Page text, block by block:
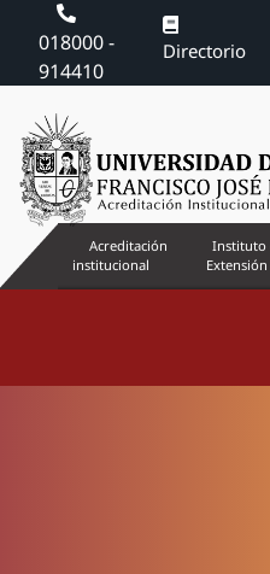
018000 -
914410
Directorio
Acreditación
institucional
Instituto
Extensión